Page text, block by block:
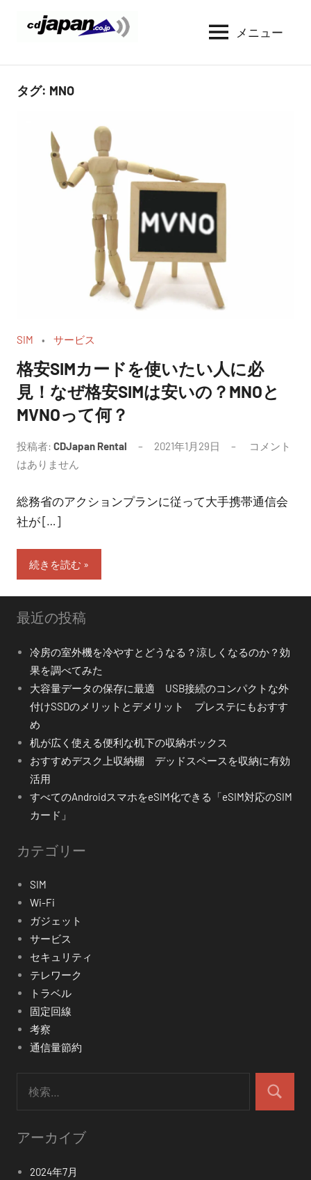
ン
CDJapan
Rental
ル
考
察
メニュー
タグ: MNO
SIM サービス
格安SIMカードを使いたい人に必
見！なぜ格安SIMは安いの？MNOと
MVNOって何？
投稿者: CDJapan Rental 2021年1月29日
コメント
はありません
総務省のアクションプランに従って大手携帯通信会
社が […]
続きを読む
最近の投稿
冷房の室外機を冷やすとどうなる？涼しくなるのか？効
果を調べてみた
大容量データの保存に最適 USB接続のコンパクトな外
付けSSDのメリットとデメリット プレステにもおすす
め
机が広く使える便利な机下の収納ボックス
おすすめデスク上収納棚 デッドスペースを収納に有効
活用
すべてのAndroidスマホをeSIM化できる「eSIM対応のSIM
カード」
カテゴリー
SIM
Wi-Fi
ガジェット
サービス
セキュリティ
テレワーク
トラベル
固定回線
考察
通信量節約
検
アーカイブ
2024年7月